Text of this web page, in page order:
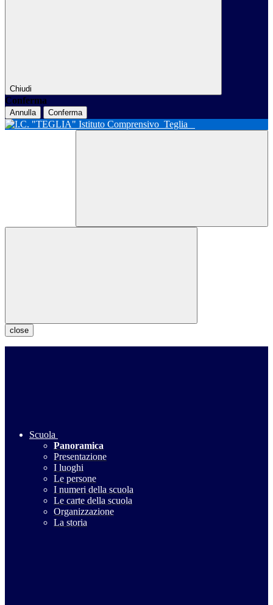
Chiudi
Conferma
Annulla Conferma
Istituto Comprensivo Teglia
close
Scuola
Panoramica
Presentazione
I luoghi
Le persone
I numeri della scuola
Le carte della scuola
Organizzazione
La storia